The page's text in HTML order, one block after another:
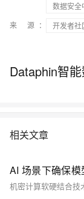
数据安全
来 源：
开发者社
Dataphin智
相关文章
机密计算软硬结合技